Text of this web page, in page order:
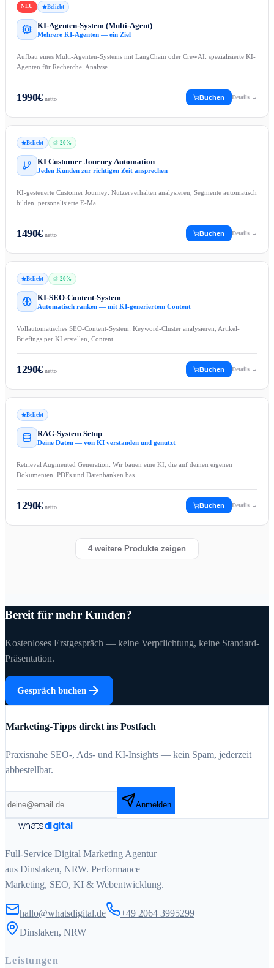
NEU Beliebt
KI-Agenten-System (Multi-Agent)
Mehrere KI-Agenten — ein Ziel
Aufbau eines Multi-Agenten-Systems mit LangChain oder CrewAI: spezialisierte KI-
Agenten für Recherche, Analyse…
1990€netto Buchen Details →
Beliebt -20%
KI Customer Journey Automation
Jeden Kunden zur richtigen Zeit ansprechen
KI-gesteuerte Customer Journey: Nutzerverhalten analysieren, Segmente automatisch
bilden, personalisierte E-Ma…
1490€netto Buchen Details →
Beliebt -20%
KI-SEO-Content-System
Automatisch ranken — mit KI-generiertem Content
Vollautomatisches SEO-Content-System: Keyword-Cluster analysieren, Artikel-
Briefings per KI erstellen, Content…
1290€netto Buchen Details →
Beliebt
RAG-System Setup
Deine Daten — von KI verstanden und genutzt
Retrieval Augmented Generation: Wir bauen eine KI, die auf deinen eigenen
Dokumenten, PDFs und Datenbanken bas…
1290€netto Buchen Details →
4 weitere Produkte zeigen
Bereit für mehr Kunden?
Kostenloses Erstgespräch — keine Verpflichtung, keine Standard-
Präsentation.
Gespräch buchen
Marketing-Tipps direkt ins Postfach
Praxisnahe SEO-, Ads- und KI-Insights — kein Spam, jederzeit
abbestellbar.
Anmelden
whatsdigital
Full-Service Digital Marketing Agentur
aus Dinslaken, NRW. Performance
Marketing, SEO, KI & Webentwicklung.
hallo@whatsdigital.de
+49 2064 3995299
Dinslaken, NRW
Leistungen